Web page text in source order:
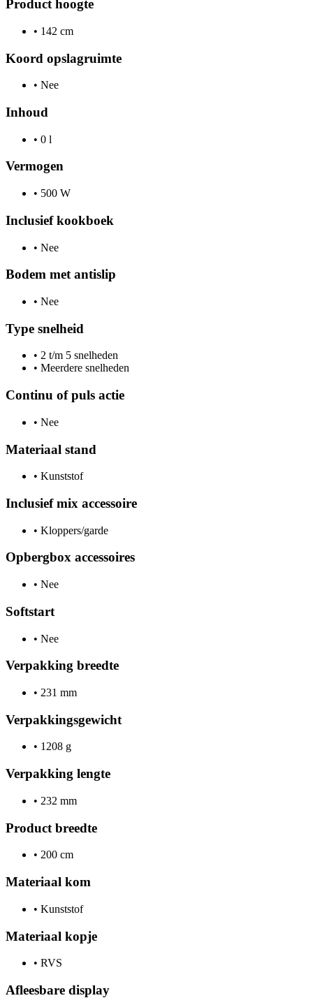
Product hoogte
• 142 cm
Koord opslagruimte
• Nee
Inhoud
• 0 l
Vermogen
• 500 W
Inclusief kookboek
• Nee
Bodem met antislip
• Nee
Type snelheid
• 2 t/m 5 snelheden
• Meerdere snelheden
Continu of puls actie
• Nee
Materiaal stand
• Kunststof
Inclusief mix accessoire
• Kloppers/garde
Opbergbox accessoires
• Nee
Softstart
• Nee
Verpakking breedte
• 231 mm
Verpakkingsgewicht
• 1208 g
Verpakking lengte
• 232 mm
Product breedte
• 200 cm
Materiaal kom
• Kunststof
Materiaal kopje
• RVS
Afleesbare display